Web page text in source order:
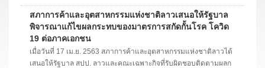
สภาการค้าและอุตสาหกรรมแห่งชาติลาวเสนอให้รัฐบาล
พิจารณาแก้ไขผลกระทบของมาตรการสกัดกั้นโรค โควิด
19 ต่อภาคเอกชน
เมื่อวันที่ 17 เม.ย. 2563 สภาการค้าและอุตสาหกรรมแห่งชาติลาวได้
เสนอให้รัฐบาล สปป. ลาวและคณะเฉพาะกิจที่รับผิดชอบติดตามผลก